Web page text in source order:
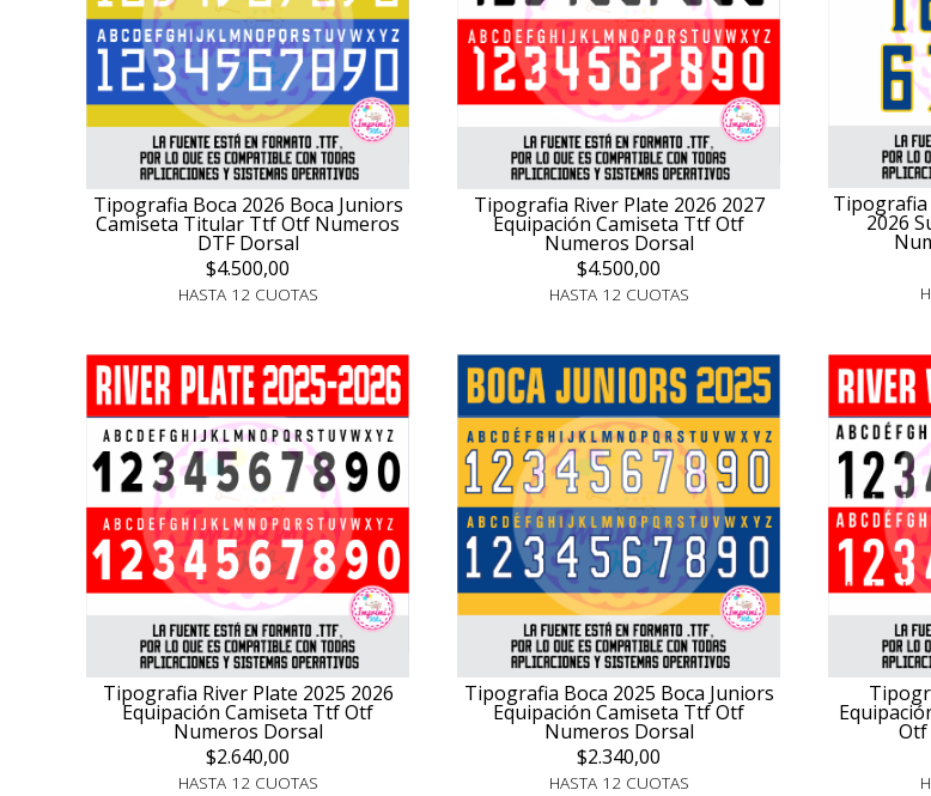
Tipografia Boca 2026 Boca Juniors
Camiseta Titular Ttf Otf Numeros
DTF Dorsal
$4.500,00
HASTA 12 CUOTAS
Tipografia River Plate 2026 2027
Equipación Camiseta Ttf Otf
Numeros Dorsal
$4.500,00
HASTA 12 CUOTAS
2026
Tipografia River Plate 2025 2026
Equipación Camiseta Ttf Otf
Numeros Dorsal
$2.640,00
HASTA 12 CUOTAS
Tipografia Boca 2025 Boca Juniors
Equipación Camiseta Ttf Otf
Numeros Dorsal
$2.340,00
HASTA 12 CUOTAS
Otf